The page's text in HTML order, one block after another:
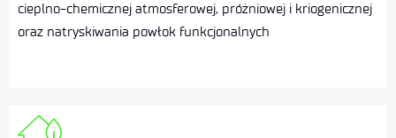
cieplno-chemicznej atmosferowej, próżniowej i kriogenicznej
oraz natryskiwania powłok funkcjonalnych